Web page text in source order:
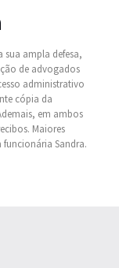
ampla defesa,
de advogados
administrativo
cópia da
em ambos
Maiores
funcionária Sandra.